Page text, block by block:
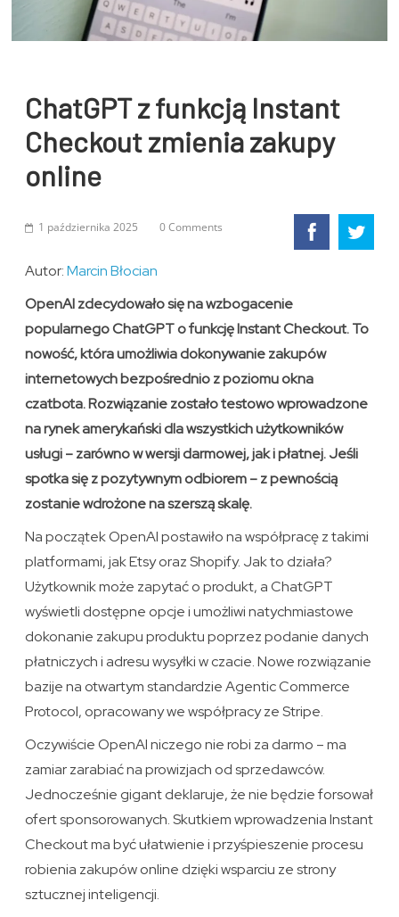
ChatGPT z funkcją Instant
Checkout zmienia zakupy
online
1 października 2025 0 Comments
Autor:Marcin Błocian
OpenAI zdecydowało się na wzbogacenie
popularnego ChatGPT o funkcję Instant Checkout. To
nowość, która umożliwia dokonywanie zakupów
internetowych bezpośrednio z poziomu okna
czatbota. Rozwiązanie zostało testowo wprowadzone
na rynek amerykański dla wszystkich użytkowników
usługi – zarówno w wersji darmowej, jak i płatnej. Jeśli
spotka się z pozytywnym odbiorem – z pewnością
zostanie wdrożone na szerszą skalę.
Na początek OpenAI postawiło na współpracę z takimi
platformami, jak Etsy oraz Shopify. Jak to działa?
Użytkownik może zapytać o produkt, a ChatGPT
wyświetli dostępne opcje i umożliwi natychmiastowe
dokonanie zakupu produktu poprzez podanie danych
płatniczych i adresu wysyłki w czacie. Nowe rozwiązanie
bazije na otwartym standardzie Agentic Commerce
Protocol, opracowany we współpracy ze Stripe.
Oczywiście OpenAI niczego nie robi za darmo – ma
zamiar zarabiać na prowizjach od sprzedawców.
Jednocześnie gigant deklaruje, że nie będzie forsował
ofert sponsorowanych. Skutkiem wprowadzenia Instant
Checkout ma być ułatwienie i przyśpieszenie procesu
robienia zakupów online dzięki wsparciu ze strony
sztucznej inteligencji.